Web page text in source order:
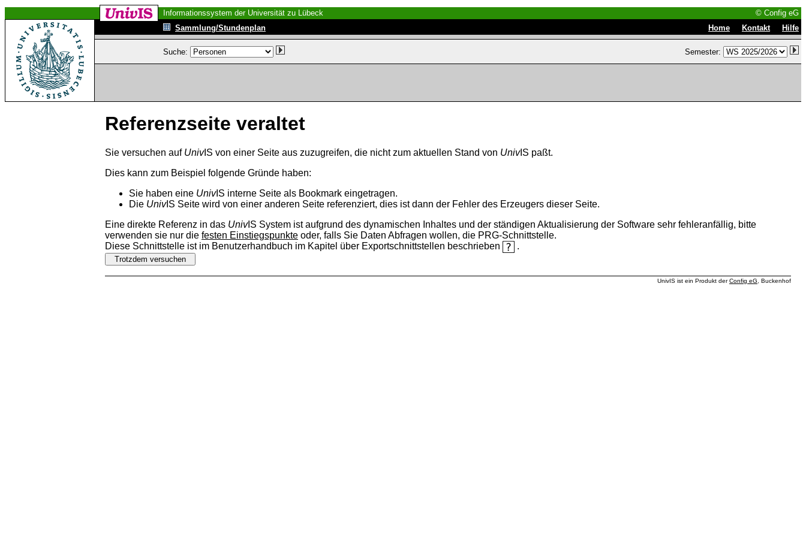
Informationssystem der Universität zu Lübeck
© Config eG
Sammlung/Stundenplan
Home Kontakt Hilfe
Suche: Semester:
Referenzseite veraltet
Sie versuchen auf UnivIS von einer Seite aus zuzugreifen, die nicht zum aktuellen Stand von UnivIS paßt.
Dies kann zum Beispiel folgende Gründe haben:
Sie haben eine UnivIS interne Seite als Bookmark eingetragen.
Die UnivIS Seite wird von einer anderen Seite referenziert, dies ist dann der Fehler des Erzeugers dieser Seite.
Eine direkte Referenz in das UnivIS System ist aufgrund des dynamischen Inhaltes und der ständigen Aktualisierung der Software sehr fehleranfällig, bitte
verwenden sie nur die festen Einstiegspunkte oder, falls Sie Daten Abfragen wollen, die PRG-Schnittstelle.
Diese Schnittstelle ist im Benutzerhandbuch im Kapitel über Exportschnittstellen beschrieben
.
UnivIS ist ein Produkt derConfig eG , Buckenhof